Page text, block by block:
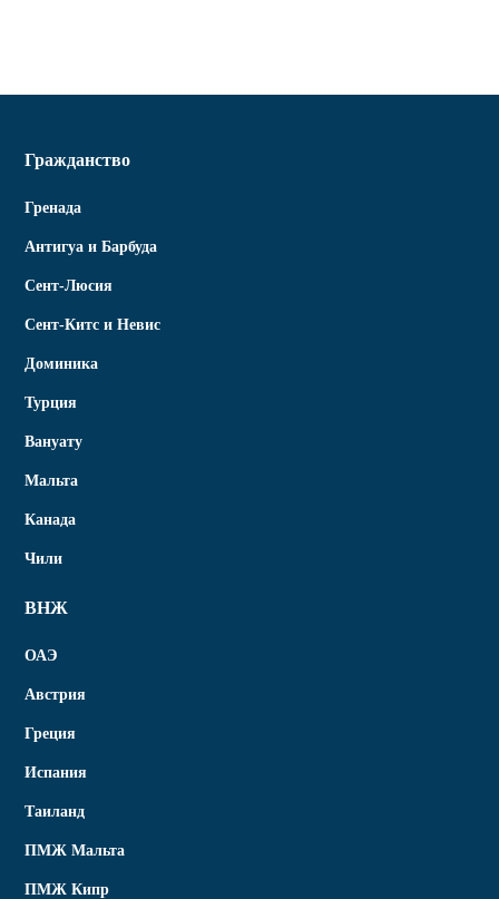
Гражданство
Гренада
Антигуа и Барбуда
Сент-Люсия
Сент-Китс и Невис
Доминика
Турция
Вануату
Мальта
Канада
Чили
ВНЖ
ОАЭ
Австрия
Греция
Испания
Таиланд
ПМЖ Мальта
ПМЖ Кипр